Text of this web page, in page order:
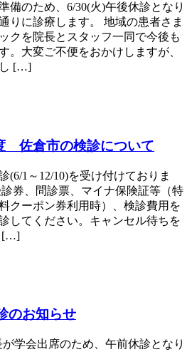
備のため、6/30(火)午後休診となり
りに診療します。 地域の患者さま
クを院長とスタッフ一同で今後も
。大変ご不便をおかけしますが、
し […]
佐倉市の検診について
1～12/10)を受け付けておりま
券、問診票、マイナ保険証等（特
クーポン券利用時）、検診費用を
してください。キャンセル待ちを
[…]
のお知らせ
学会出席のため、午前休診となり